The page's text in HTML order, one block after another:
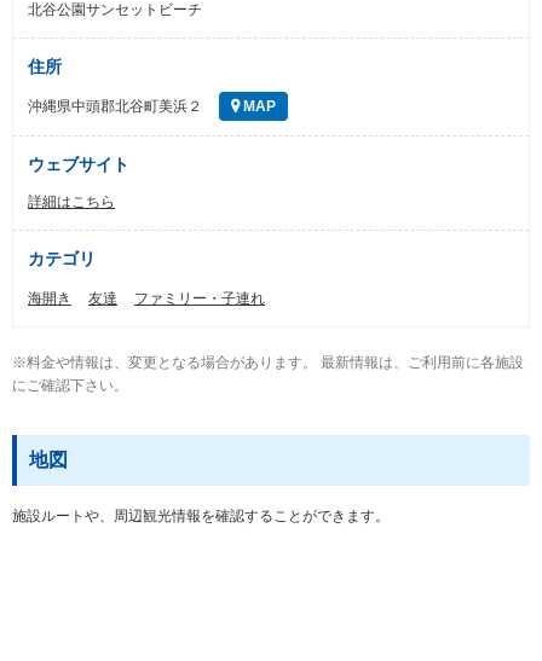
北谷公園サンセットビーチ
住所
沖縄県中頭郡北谷町美浜２ MAP
ウェブサイト
詳細はこちら
カテゴリ
海開き 友達 ファミリー・子連れ
※料金や情報は、変更となる場合があります。 最新情報は、ご利用前に各施設
にご確認下さい。
地図
施設ルートや、周辺観光情報を確認することができます。